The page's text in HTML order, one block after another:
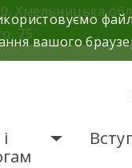
Хмельницька
75.вашого